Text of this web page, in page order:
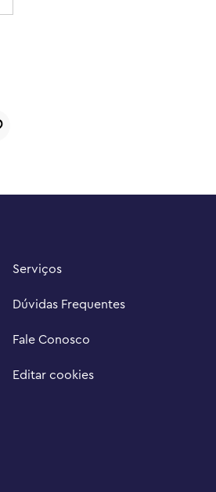
Serviços
Dúvidas Frequentes
Fale Conosco
Editar cookies